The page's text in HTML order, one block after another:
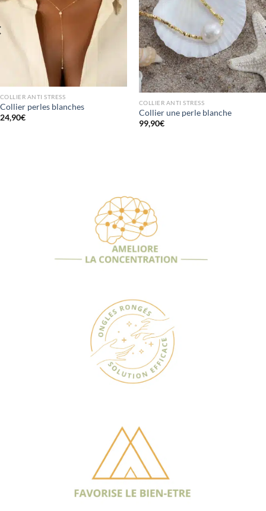
COLLIER ANTI STRESS
Collier perles blanches
24,90€
COLLIER ANTI STRESS
Collier une perle blanche
99,90€